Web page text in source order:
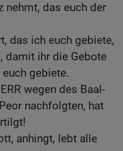
nehmt, das euch der
das ich euch gebiete,
damit ihr die Gebote
gebiete.
wegen des Baal-
nachfolgten, hat
anhingt, lebt alle